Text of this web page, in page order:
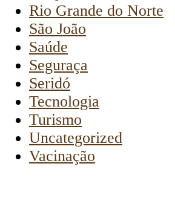
Rio Grande do Norte
São João
Saúde
Seguraça
Seridó
Tecnologia
Turismo
Uncategorized
Vacinação